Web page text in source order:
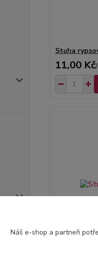
Stuha
11,00 Kč/
Náš e-shop a partneři